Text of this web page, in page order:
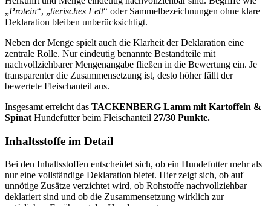
„Protein“, „tierisches Fett“ oder Sammelbezeichnungen ohne klare
Deklaration bleiben unberücksichtigt.
Neben der Menge spielt auch die Klarheit der Deklaration eine
zentrale Rolle. Nur eindeutig benannte Bestandteile mit
nachvollziehbarer Mengenangabe fließen in die Bewertung ein. Je
transparenter die Zusammensetzung ist, desto höher fällt der
bewertete Fleischanteil aus.
Insgesamt erreicht das TACKENBERG Lamm mit Kartoffeln &
Spinat Hundefutter beim Fleischanteil 27/30 Punkte.
Inhaltsstoffe im Detail
Bei den Inhaltsstoffen entscheidet sich, ob ein Hundefutter mehr als
nur eine vollständige Deklaration bietet. Hier zeigt sich, ob auf
unnötige Zusätze verzichtet wird, ob Rohstoffe nachvollziehbar
deklariert sind und ob die Zusammensetzung wirklich zur